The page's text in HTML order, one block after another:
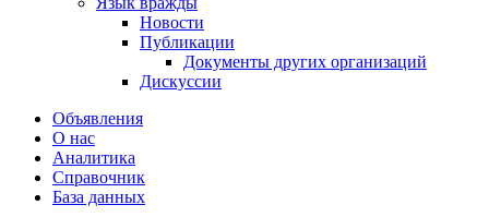
Новости
Публикации
Документы других организаций
Дискуссии
Объявления
О нас
Аналитика
Справочник
База данных